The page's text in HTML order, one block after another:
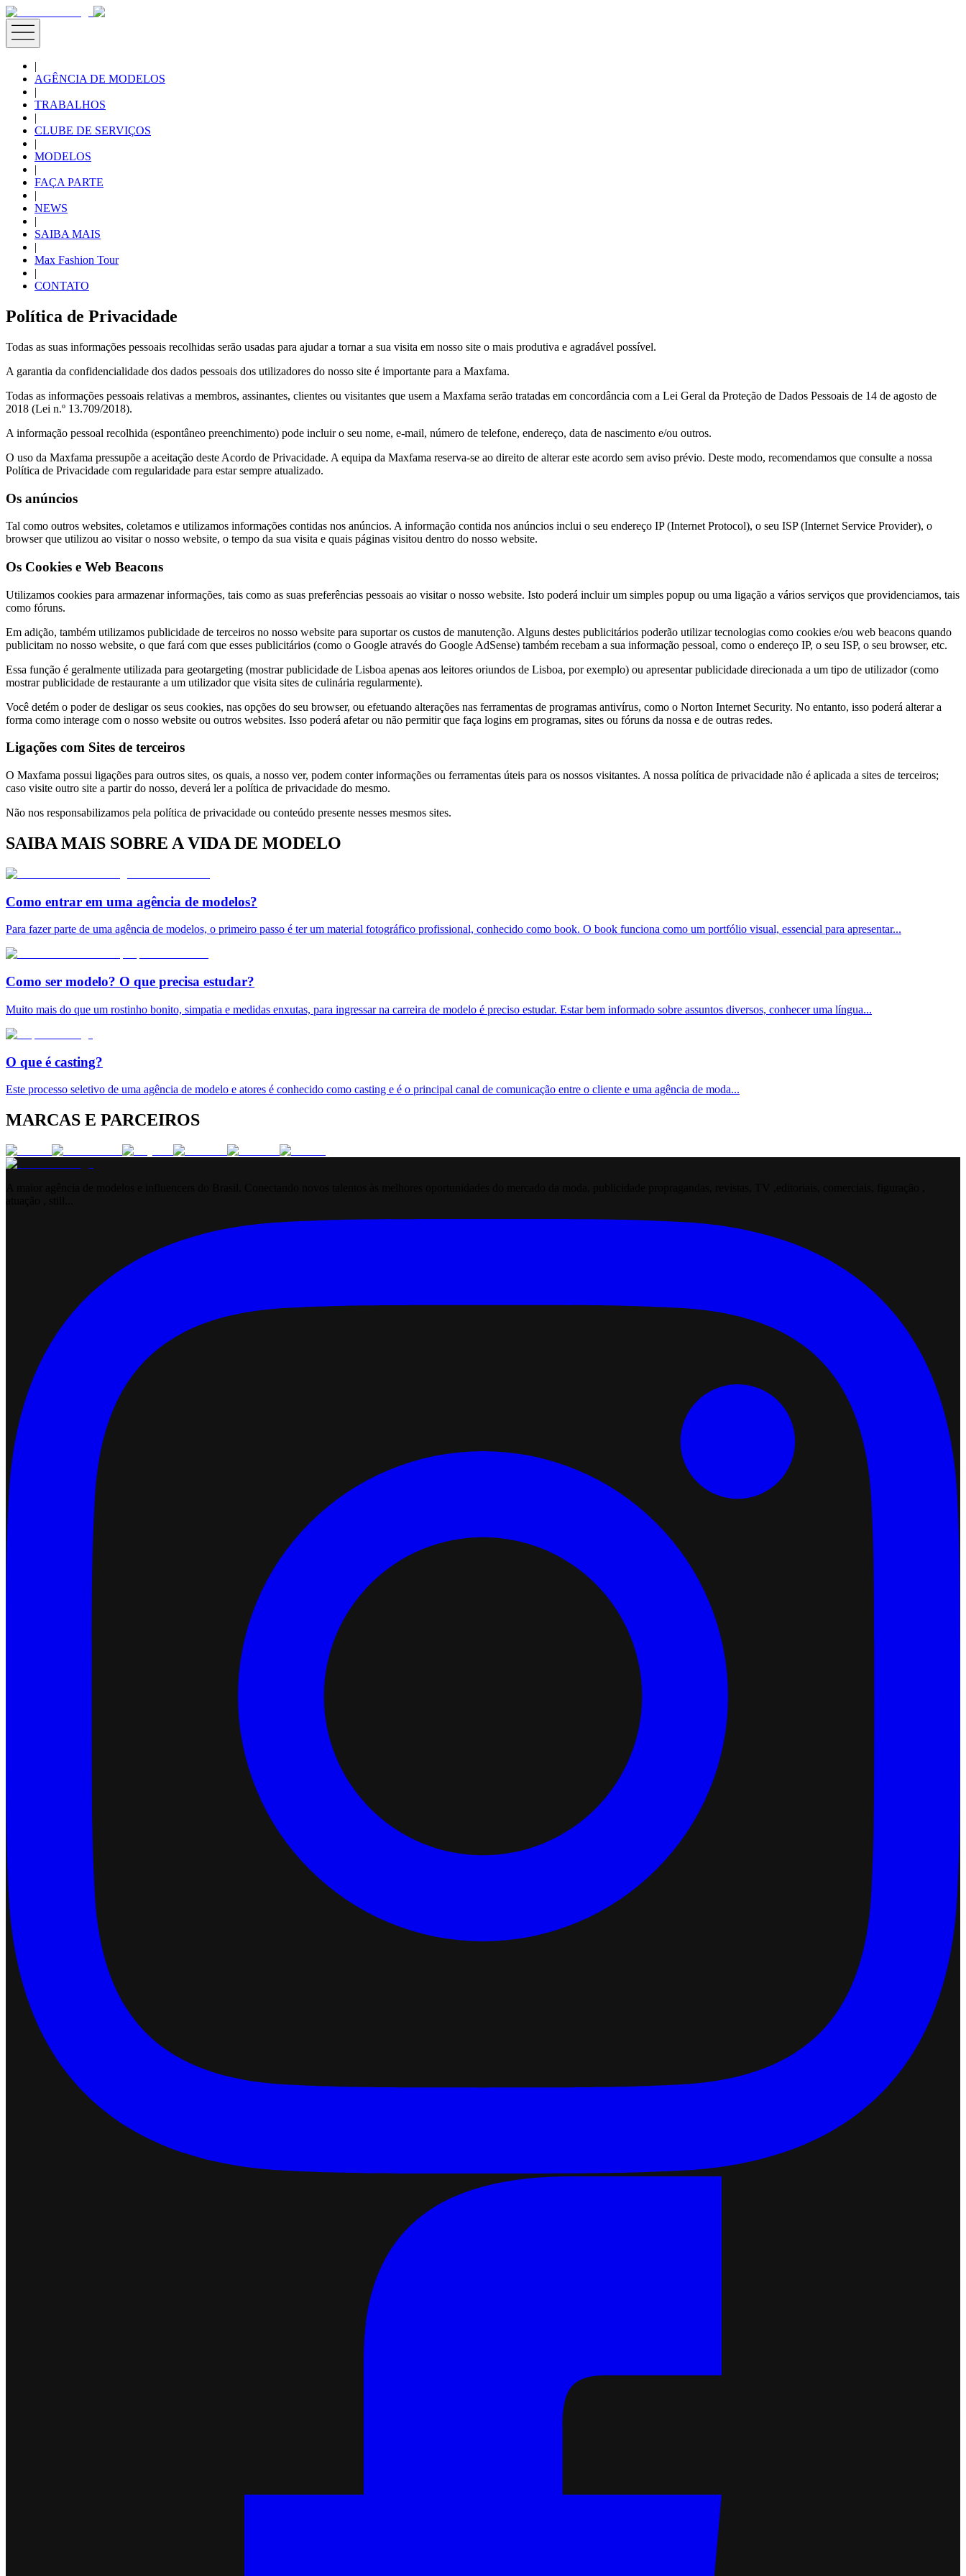
|
AGÊNCIA DE MODELOS
|
TRABALHOS
|
CLUBE DE SERVIÇOS
|
MODELOS
|
FAÇA PARTE
|
NEWS
|
SAIBA MAIS
|
Max Fashion Tour
|
CONTATO
Política de Privacidade
Todas as suas informações pessoais recolhidas serão usadas para ajudar a tornar a sua visita em nosso site o mais produtiva e agradável possível.
A garantia da confidencialidade dos dados pessoais dos utilizadores do nosso site é importante para a Maxfama.
Todas as informações pessoais relativas a membros, assinantes, clientes ou visitantes que usem a Maxfama serão tratadas em concordância com a Lei Geral da Proteção de Dados Pessoais de 14 de agosto de
2018 (Lei n.º 13.709/2018).
A informação pessoal recolhida (espontâneo preenchimento) pode incluir o seu nome, e-mail, número de telefone, endereço, data de nascimento e/ou outros.
O uso da Maxfama pressupõe a aceitação deste Acordo de Privacidade. A equipa da Maxfama reserva-se ao direito de alterar este acordo sem aviso prévio. Deste modo, recomendamos que consulte a nossa
Política de Privacidade com regularidade para estar sempre atualizado.
Os anúncios
Tal como outros websites, coletamos e utilizamos informações contidas nos anúncios. A informação contida nos anúncios inclui o seu endereço IP (Internet Protocol), o seu ISP (Internet Service Provider), o
browser que utilizou ao visitar o nosso website, o tempo da sua visita e quais páginas visitou dentro do nosso website.
Os Cookies e Web Beacons
Utilizamos cookies para armazenar informações, tais como as suas preferências pessoais ao visitar o nosso website. Isto poderá incluir um simples popup ou uma ligação a vários serviços que providenciamos, tais
como fóruns.
Em adição, também utilizamos publicidade de terceiros no nosso website para suportar os custos de manutenção. Alguns destes publicitários poderão utilizar tecnologias como cookies e/ou web beacons quando
publicitam no nosso website, o que fará com que esses publicitários (como o Google através do Google AdSense) também recebam a sua informação pessoal, como o endereço IP, o seu ISP, o seu browser, etc.
Essa função é geralmente utilizada para geotargeting (mostrar publicidade de Lisboa apenas aos leitores oriundos de Lisboa, por exemplo) ou apresentar publicidade direcionada a um tipo de utilizador (como
mostrar publicidade de restaurante a um utilizador que visita sites de culinária regularmente).
Você detém o poder de desligar os seus cookies, nas opções do seu browser, ou efetuando alterações nas ferramentas de programas antivírus, como o Norton Internet Security. No entanto, isso poderá alterar a
forma como interage com o nosso website ou outros websites. Isso poderá afetar ou não permitir que faça logins em programas, sites ou fóruns da nossa e de outras redes.
Ligações com Sites de terceiros
O Maxfama possui ligações para outros sites, os quais, a nosso ver, podem conter informações ou ferramentas úteis para os nossos visitantes. A nossa política de privacidade não é aplicada a sites de terceiros;
caso visite outro site a partir do nosso, deverá ler a política de privacidade do mesmo.
Não nos responsabilizamos pela política de privacidade ou conteúdo presente nesses mesmos sites.
SAIBA MAIS SOBRE A VIDA DE MODELO
Como entrar em uma agência de modelos?
Para fazer parte de uma agência de modelos, o primeiro passo é ter um material fotográfico profissional, conhecido como book. O book funciona como um portfólio visual, essencial para apresentar...
Como ser modelo? O que precisa estudar?
Muito mais do que um rostinho bonito, simpatia e medidas enxutas, para ingressar na carreira de modelo é preciso estudar. Estar bem informado sobre assuntos diversos, conhecer uma língua...
O que é casting?
Este processo seletivo de uma agência de modelo e atores é conhecido como casting e é o principal canal de comunicação entre o cliente e uma agência de moda...
MARCAS E PARCEIROS